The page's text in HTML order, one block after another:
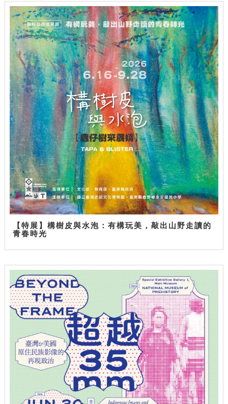
【特展】構樹皮與水泡：有構玩美，敲出山野走讀的
青春時光